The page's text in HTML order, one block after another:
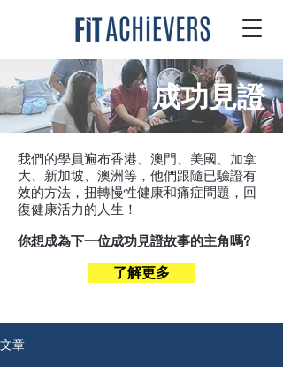
成功見證
我們的學員遍布香港、澳門、美國、加拿
大、新加坡、澳洲等，他們跟隨已驗證有
效的方法，扭轉慢性健康和痛症問題，回
復健康活力的人生！
你想成為下一位成功見證故事的主角嗎?
了解更多
文章